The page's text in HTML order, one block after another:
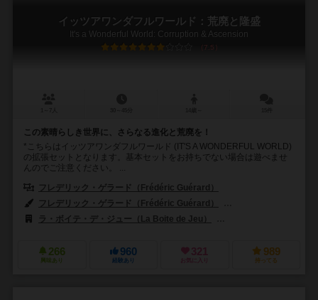
イッツアワンダフルワールド：荒廃と隆盛
It's a Wonderful World: Corruption & Ascension
7.5
この素晴らしき世界に、さらなる進化と荒廃を！
*こちらはイッツアワンダフルワールド (IT'S A WONDERFUL WORLD)
の拡張セットとなります。基本セットをお持ちでない場合は遊べませ
んのでご注意ください。 ...
フレデリック・ゲラード（Frédéric Guérard）
フレデリック・ゲラード（Frédéric Guérard）
ラ・ボイテ・デ・ジュー（La Boite de Jeu）
266
興味あり
960
経験あり
321
お気に入り
989
持ってる